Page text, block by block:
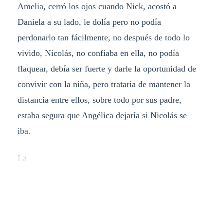
Amelia, cerró los ojos cuando Nick, acostó a
Daniela a su lado, le dolía pero no podía
perdonarlo tan fácilmente, no después de todo lo
vivido, Nicolás, no confiaba en ella, no podía
flaquear, debía ser fuerte y darle la oportunidad de
convivir con la niña, pero trataría de mantener la
distancia entre ellos, sobre todo por sus padre,
estaba segura que Angélica dejaría si Nicolás se
iba.
La